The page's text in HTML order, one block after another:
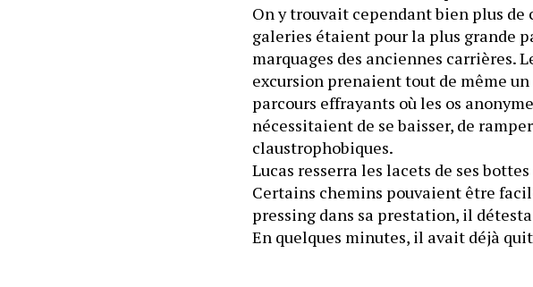
On y trouvait cependant bien plus de
galeries étaient pour la plus grande
marquages des anciennes carrières.
excursion prenaient tout de même
parcours effrayants où les os
nécessitaient de se baisser, de
Lucas resserra les lacets de ses
Certains chemins pouvaient être
En quelques minutes, il avait déjà